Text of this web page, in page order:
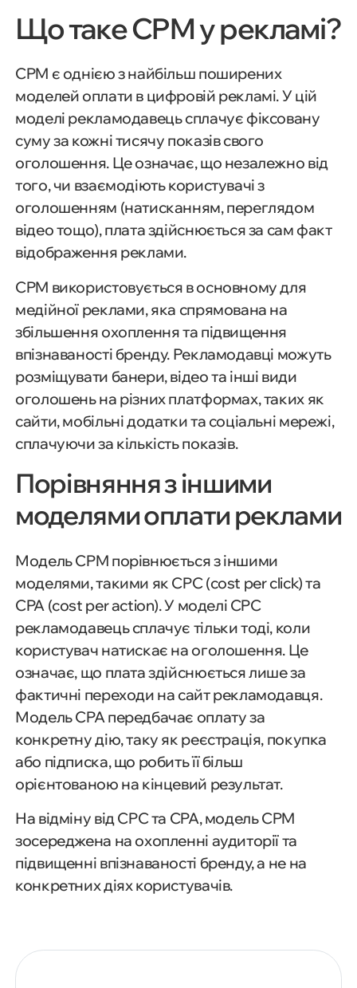
Що таке CPM у рекламі?
CPM є однією з найбільш поширених
моделей оплати в цифровій рекламі. У цій
моделі рекламодавець сплачує фіксовану
суму за кожні тисячу показів свого
оголошення. Це означає, що незалежно від
того, чи взаємодіють користувачі з
оголошенням (натисканням, переглядом
відео тощо), плата здійснюється за сам факт
відображення реклами.
CPM використовується в основному для
медійної реклами, яка спрямована на
збільшення охоплення та підвищення
впізнаваності бренду. Рекламодавці можуть
розміщувати банери, відео та інші види
оголошень на різних платформах, таких як
сайти, мобільні додатки та соціальні мережі,
сплачуючи за кількість показів.
Порівняння з іншими
моделями оплати реклами
Модель CPM порівнюється з іншими
моделями, такими як CPC (cost per click) та
CPA (cost per action). У моделі CPC
рекламодавець сплачує тільки тоді, коли
користувач натискає на оголошення. Це
означає, що плата здійснюється лише за
фактичні переходи на сайт рекламодавця.
Модель CPA передбачає оплату за
конкретну дію, таку як реєстрація, покупка
або підписка, що робить її більш
орієнтованою на кінцевий результат.
На відміну від CPC та CPA, модель CPM
зосереджена на охопленні аудиторії та
підвищенні впізнаваності бренду, а не на
конкретних діях користувачів.